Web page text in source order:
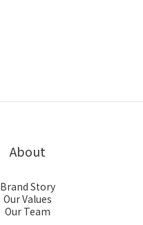
About
Brand Story
Our Values
Our Team